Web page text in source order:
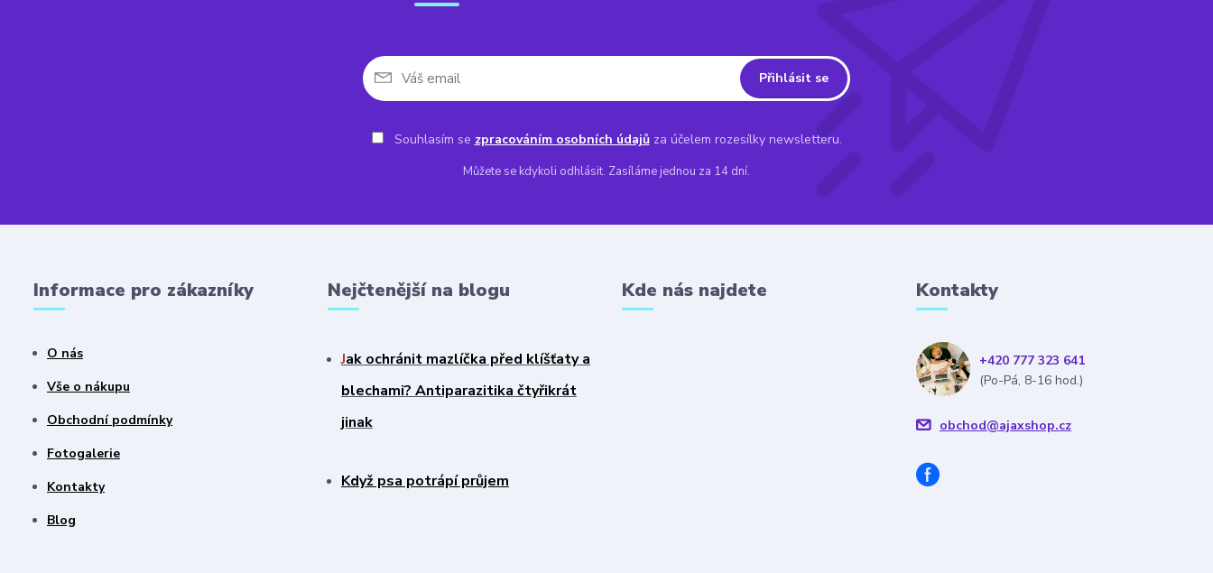
Přihlásit se
Souhlasím se zpracováním osobních údajůza účelem rozesílky newsletteru.
Můžete se kdykoli odhlásit. Zasíláme jednou za 14 dní.
Informace pro zákazníky
O nás
Vše o nákupu
Obchodní podmínky
Fotogalerie
Kontakty
Blog
Nejčtenější na blogu
Jak ochránit mazlíčka před klíšťaty a
blechami? Antiparazitika čtyřikrát
jinak
Když psa potrápí průjem
Kde nás najdete Kontakty
+420 777 323 641
(Po-Pá, 8-16 hod.)
obchod@ajaxshop.cz